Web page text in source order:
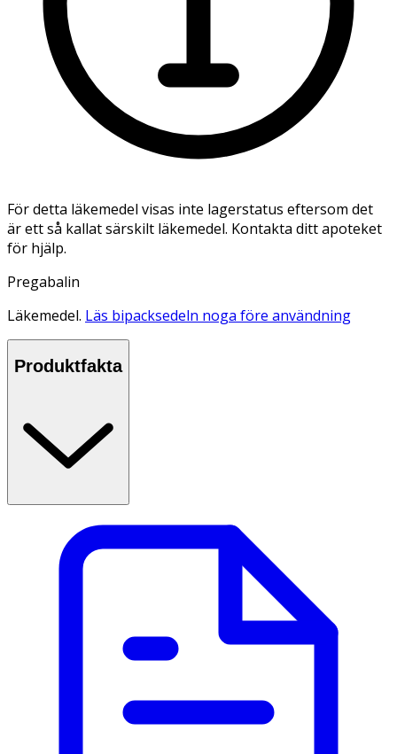
För detta läkemedel visas inte lagerstatus eftersom det
är ett så kallat särskilt läkemedel. Kontakta ditt apoteket
för hjälp.
Pregabalin
Läkemedel. Läs bipacksedeln noga före användning
Produktfakta